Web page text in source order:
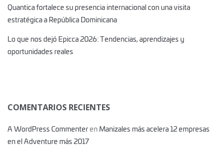
Quantica fortalece su presencia internacional con una visita
estratégica a República Dominicana
Lo que nos dejó Epicca 2026: Tendencias, aprendizajes y
oportunidades reales
COMENTARIOS RECIENTES
A WordPress Commenter en Manizales más acelera 12 empresas
en el Adventure más 2017